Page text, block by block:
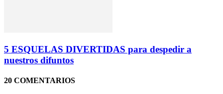
5 ESQUELAS DIVERTIDAS para despedir a
nuestros difuntos
20 COMENTARIOS